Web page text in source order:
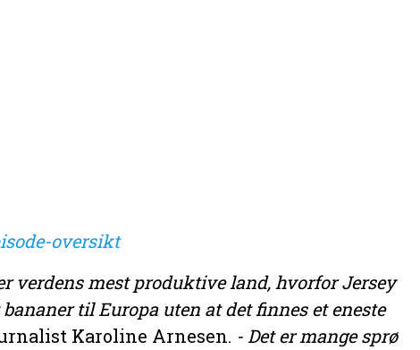
oversikt
verdens mest produktive land, hvorfor Jersey
til Europa uten at det finnes et eneste
Karoline Arnesen. - Det er mange sprø